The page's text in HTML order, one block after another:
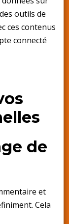
outils de
ces contenus
connecté
de
et
Cela